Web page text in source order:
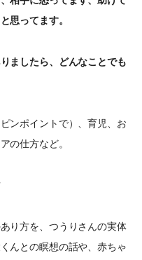
思ってます。
ましたら、どんなことでも
ンポイントで）、育児、お
の仕方など。
り方を、つうりさんの実体
んとの瞑想の話や、赤ちゃ